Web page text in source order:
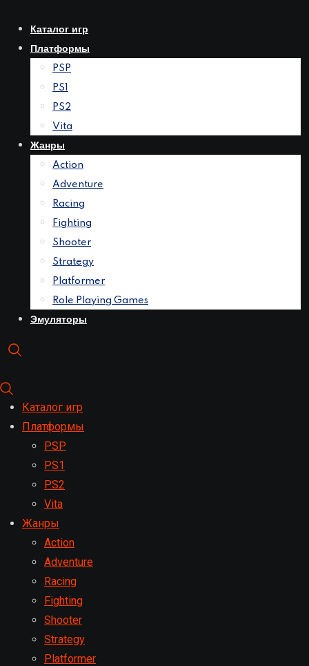
контенту
Каталог игр
Платформы
PSP
PS1
PS2
Vita
Жанры
Action
Adventure
Racing
Fighting
Shooter
Strategy
Platformer
Role Playing Games
Эмуляторы
Каталог игр
Платформы
PSP
PS1
PS2
Vita
Жанры
Action
Adventure
Racing
Fighting
Shooter
Strategy
Platformer